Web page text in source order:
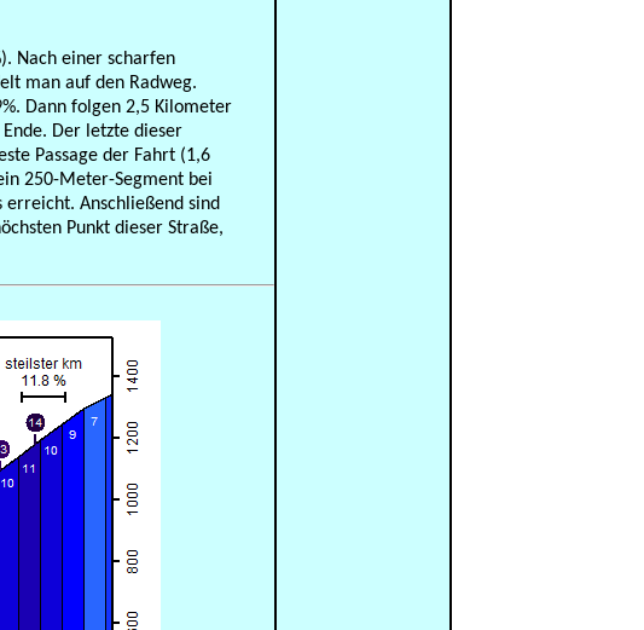
Nach einer scharfen
man auf den Radweg.
Dann folgen 2,5 Kilometer
Der letzte dieser
Passage der Fahrt (1,6
250-Meter-Segment bei
erreicht. Anschließend sind
Punkt dieser Straße,